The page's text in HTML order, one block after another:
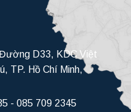
D33, KDC Việt
TP. Hồ Chí Minh,
- 085 709 2345